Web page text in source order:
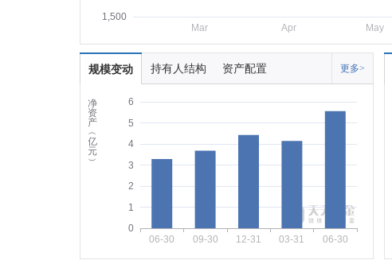
1,500
Mar
Apr May
规模变动 持有人结构 资产配置 更多>
净
资
产
︵
亿
元
︶
0
1
2
3
4
5
6
06-30 09-30 12-31 03-31 06-30